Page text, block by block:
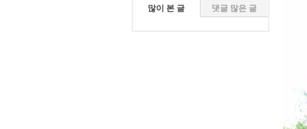
많이 본 글 댓글 많은 글